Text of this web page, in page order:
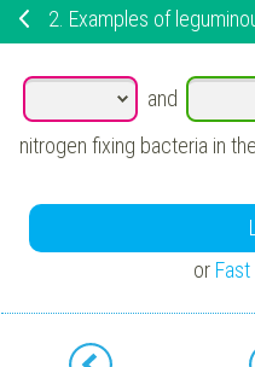
2. Examples of
and
nitrogen fixing bacteria in
or